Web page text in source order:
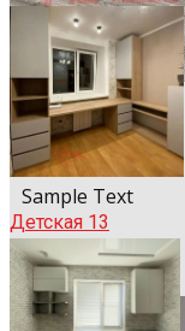
Sample Title
Sample Text
Детская 13